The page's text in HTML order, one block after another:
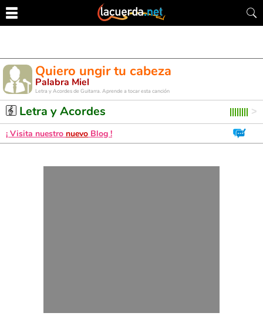
Quiero ungir tu cabeza
Palabra Miel
Letra y Acordes de Guitarra. Aprende a tocar esta canción
Letra y Acordes
¡ Visita nuestro nuevo Blog !